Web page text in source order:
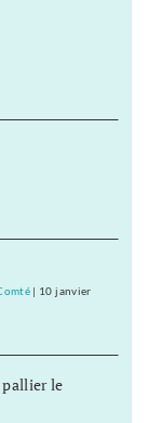
| 10 janvier
le